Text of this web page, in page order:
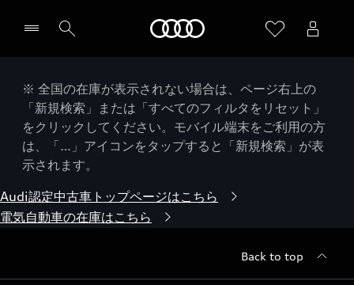
※ 全国の在庫が表示されない場合は、ページ右上の
「新規検索」または「すべてのフィルタをリセット」
をクリックしてください。モバイル端末をご利用の方
は、「…」アイコンをタップすると「新規検索」が表
示されます。
Audi認定中古車トップページはこちら
電気自動車の在庫はこちら
Back to top